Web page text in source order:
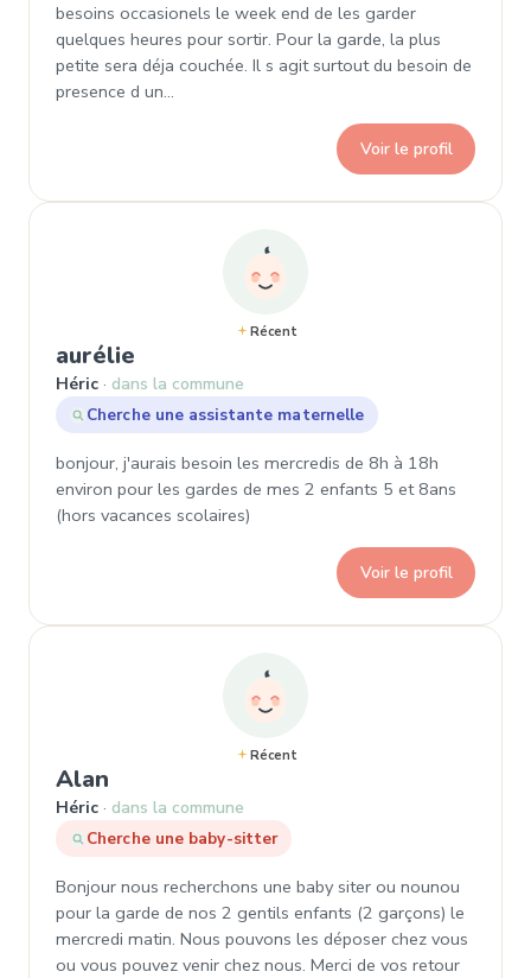
besoins occasionels le week end de les garder
quelques heures pour sortir. Pour la garde, la plus
petite sera déja couchée. Il s agit surtout du besoin de
presence d un…
Voir le profil
Récent
aurélie
Héric dans la commune
Cherche une assistante maternelle
bonjour, j'aurais besoin les mercredis de 8h à 18h
environ pour les gardes de mes 2 enfants 5 et 8ans
(hors vacances scolaires)
Voir le profil
Récent
Alan
Héric dans la commune
Cherche une baby-sitter
Bonjour nous recherchons une baby siter ou nounou
pour la garde de nos 2 gentils enfants (2 garçons) le
mercredi matin. Nous pouvons les déposer chez vous
ou vous pouvez venir chez nous. Merci de vos retour